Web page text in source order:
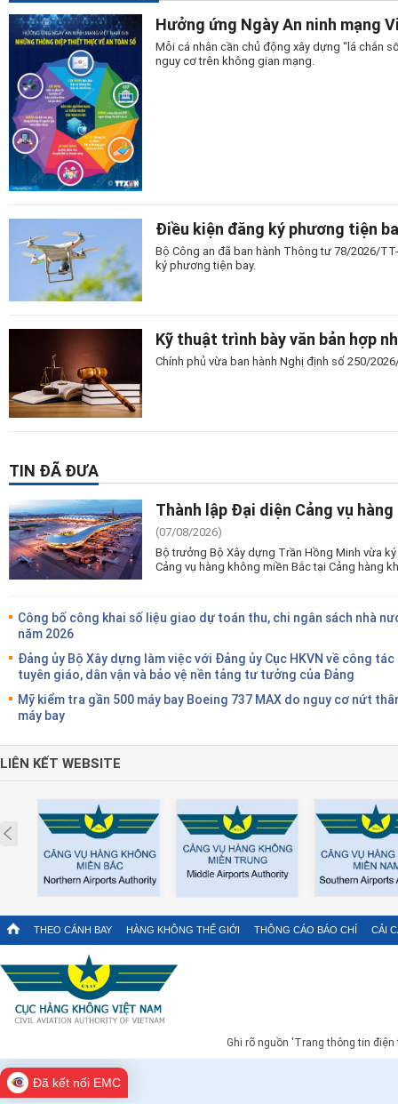
Hưởng ứng Ngày An ninh mạng
Mỗi cá nhân cần chủ động xây dựng “lá chắn
nguy cơ trên không gian mạng.
Điều kiện đăng ký phương tiện
Bộ Công an đã ban hành Thông tư 78/2026/
ký phương tiện bay.
Kỹ thuật trình bày văn bản hợp
Chính phủ vừa ban hành Nghị định số 250/
TIN ĐÃ ĐƯA
Thành lập Đại diện Cảng vụ
(07/08/2026)
Bộ trưởng Bộ Xây dựng Trần Hồng Minh vừa
Cảng vụ hàng không miền Bắc tại Cảng hàng
Công bố công khai số liệu giao dự toán thu, chi ngân sách nhà
năm 2026
Đảng ủy Bộ Xây dựng làm việc với Đảng ủy Cục HKVN về công tác
tuyên giáo, dân vận và bảo vệ nền tảng tư tưởng của Đảng
Mỹ kiểm tra gần 500 máy bay Boeing 737 MAX do nguy cơ nứt
máy bay
LIÊN KẾT WEBSITE
Prev
THEO CÁNH BAY HÀNG KHÔNG THẾ GIỚI THÔNG CÁO BÁO CHÍ CẢI
Ghi rõ nguồn 'Trang thông tin
Đã kết nối EMC